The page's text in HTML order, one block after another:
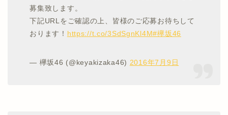
募集致します。
下記URLをご確認の上、皆様のご応募お待ちして
おります！ https://t.co/3SdSgnKl4M#欅坂46
— 欅坂46 (@keyakizaka46) 2016年7月9日